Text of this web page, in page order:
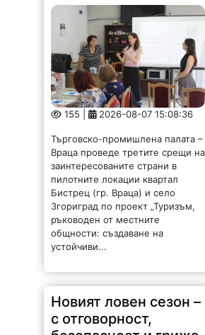
155 | 2026-08-07 15:08:36
Търговско-промишлена палата –
Враца проведе третите срещи на
заинтересованите страни в
пилотните локации квартал
Бистрец (гр. Враца) и село
Згориград по проект „Туризъм,
ръководен от местните
общности: създаване на
устойчиви...
Новият ловен сезон –
с отговорност,